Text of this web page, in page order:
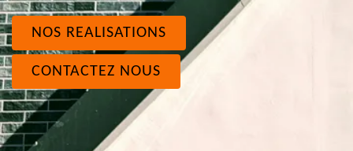
NOS REALISATIONS
CONTACTEZ NOUS